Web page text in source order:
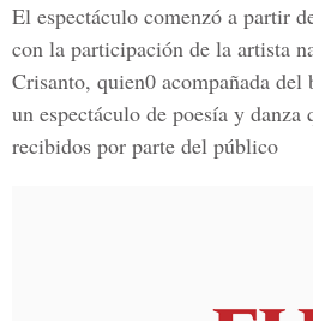
El espectáculo comenzó a partir
con la participación de la artista
Crisanto, quien0 acompañada
un espectáculo de poesía y
recibidos por parte del público